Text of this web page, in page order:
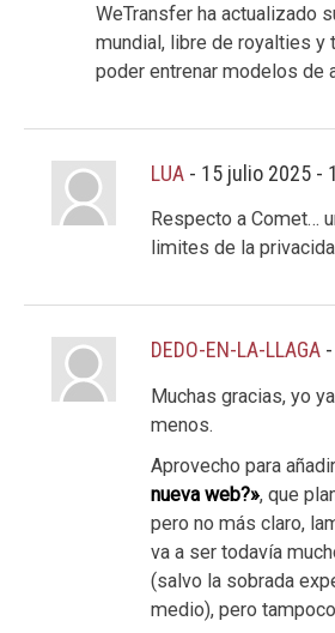
WeTransfer ha actualizado
mundial, libre de royalties y
poder entrenar modelos de
LUA - 15 julio 2025 -
Respecto a Comet…
limites de la
DEDO-EN-LA-LLAGA -
Muchas gracias, yo
menos.
Aprovecho para
nueva web?», que
pero no más claro,
va a ser todavía
(salvo la sobrada
medio), pero